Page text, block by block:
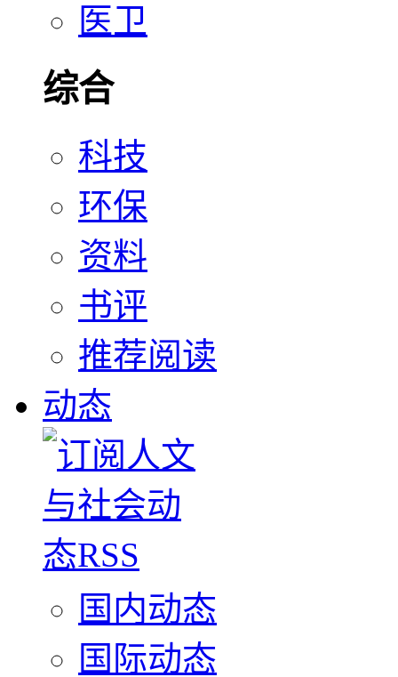
医卫
综合
科技
环保
资料
书评
推荐阅读
动态
国内动态
国际动态